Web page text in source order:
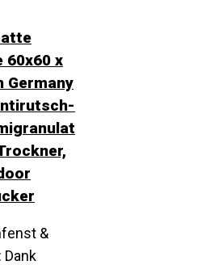
60x60 x
Germany
&
Dank